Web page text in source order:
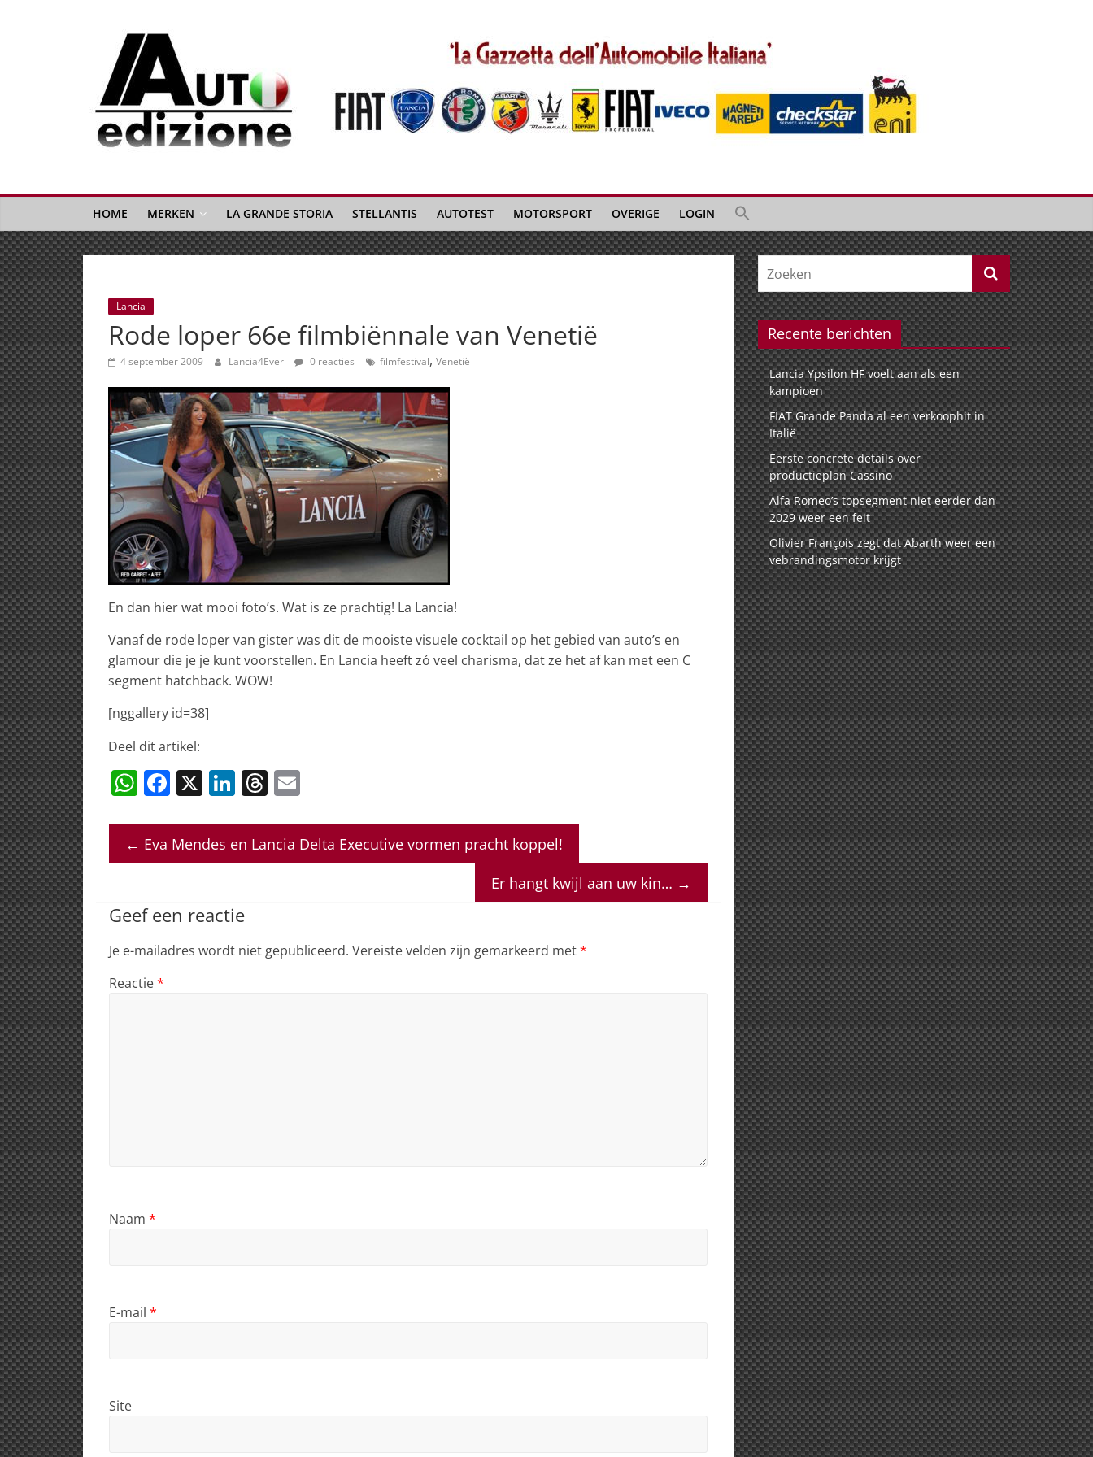
Auto
Edizione
La
Gazetta
dell'Automobile
Italiana
|
Italiaans
autonieuws
&
lifestyle
HOME MERKEN LA GRANDE STORIA STELLANTIS AUTOTEST MOTORSPORT OVERIGE LOGIN
Lancia
Rode loper 66e filmbiënnale van Venetië
4 september 2009 Lancia4Ever 0 reacties filmfestival, Venetië
En dan hier wat mooi foto’s. Wat is ze prachtig! La Lancia!
Vanaf de rode loper van gister was dit de mooiste visuele cocktail op het gebied van auto’s en
glamour die je je kunt voorstellen. En Lancia heeft zó veel charisma, dat ze het af kan met een C
segment hatchback. WOW!
[nggallery id=38]
Deel dit artikel:
W
at
s
p
F
c
e
o
o
k
X Li
k
e
n
T
re
a
ai
l
← Eva Mendes en Lancia Delta Executive vormen pracht koppel!
Er hangt kwijl aan uw kin… →
Geef een reactie
Je e-mailadres wordt niet gepubliceerd. Vereiste velden zijn gemarkeerd met*
Reactie*
Naam *
E-mail *
Site
Recente berichten
Lancia Ypsilon HF voelt aan als een
kampioen
FIAT Grande Panda al een verkoophit in
Italië
Eerste concrete details over
productieplan Cassino
Alfa Romeo’s topsegment niet eerder dan
2029 weer een feit
Olivier François zegt dat Abarth weer een
vebrandingsmotor krijgt